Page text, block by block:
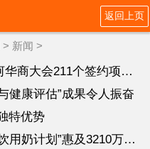
返回上页
> 新闻 >
个签约项目 总投资1486.4亿元
健康评估”成果令人振奋
特优势
奶计划”惠及3210万学生